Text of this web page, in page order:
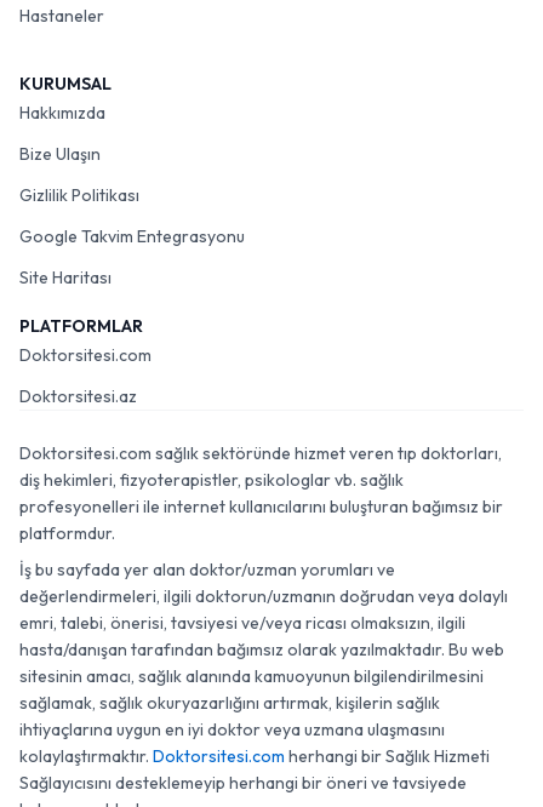
Hastaneler
KURUMSAL
Hakkımızda
Bize Ulaşın
Gizlilik Politikası
Google Takvim Entegrasyonu
Site Haritası
PLATFORMLAR
Doktorsitesi.com
Doktorsitesi.az
Doktorsitesi.com sağlık sektöründe hizmet veren tıp doktorları,
diş hekimleri, fizyoterapistler, psikologlar vb. sağlık
profesyonelleri ile internet kullanıcılarını buluşturan bağımsız bir
platformdur.
İş bu sayfada yer alan doktor/uzman yorumları ve
değerlendirmeleri, ilgili doktorun/uzmanın doğrudan veya dolaylı
emri, talebi, önerisi, tavsiyesi ve/veya ricası olmaksızın, ilgili
hasta/danışan tarafından bağımsız olarak yazılmaktadır. Bu web
sitesinin amacı, sağlık alanında kamuoyunun bilgilendirilmesini
sağlamak, sağlık okuryazarlığını artırmak, kişilerin sağlık
ihtiyaçlarına uygun en iyi doktor veya uzmana ulaşmasını
kolaylaştırmaktır. Doktorsitesi.com herhangi bir Sağlık Hizmeti
Sağlayıcısını desteklemeyip herhangi bir öneri ve tavsiyede